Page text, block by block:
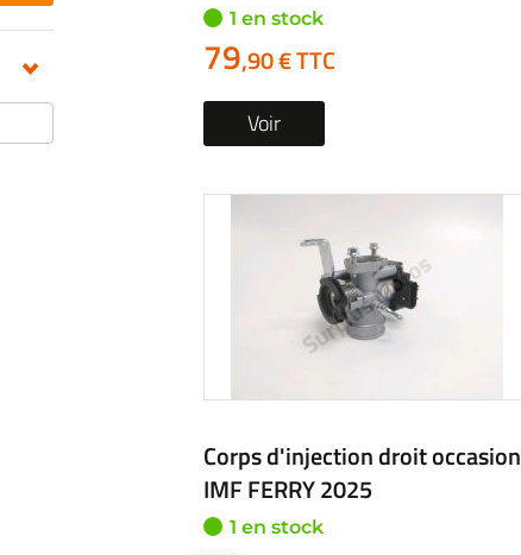
1 en stock
79,90 € TTC
Voir
Corps d'injection droit occasion
IMF FERRY 2025
1 en stock